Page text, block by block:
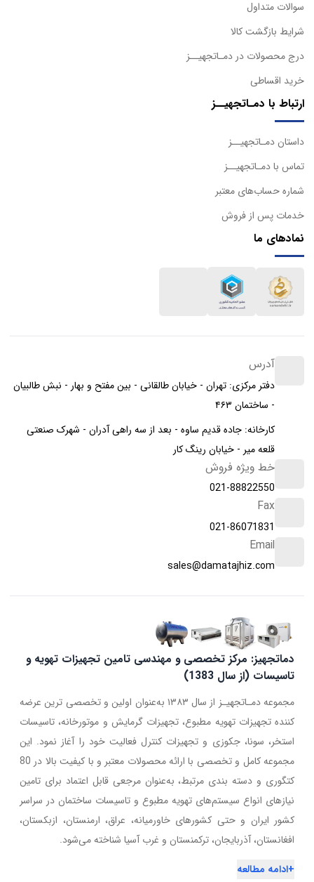
سوالات متداول
شرایط بازگشت کالا
درج محصولات در دمـاتجهیــز
خرید اقساطی
ارتباط با دمـاتجهیــز
داستان دمـاتجهیــز
تماس با دمـاتجهیــز
شماره حساب‌های معتبر
خدمات پس از فروش
نمادهای ما
آدرس
دفتر مرکزی: تهران - خیابان طالقانی - بین مفتح و بهار - نبش طالبیان
- ساختمان ۴۶۳
کارخانه: جاده قدیم ساوه - بعد از سه راهی آدران - شهرک صنعتی
قلعه میر - خیابان رینگ کار
خط ویژه فروش
021-88822550
Fax
021-86071831
Email
sales@damatajhiz.com
دماتجهیز: مرکز تخصصی و مهندسی تامین تجهیزات تهویه و
تاسیسات (از سال 1383)
مجموعه دمـاتجهیـز از سال ۱۳۸۳ به‌عنوان اولین و تخصصی ترین عرضه
کننده تجهیزات تهویه مطبوع، تجهیزات گرمایش و موتورخانه، تاسیسات
استخر، سونا، جکوزی و تجهیزات کنترل فعالیت خود را آغاز نمود. این
مجموعه کامل و تخصصی با ارائه محصولات معتبر و با کیفیت بالا در 80
کتگوری و دسته بندی مرتبط، به‌عنوان مرجعی قابل اعتماد برای تامین
نیازهای انواع سیستم‌های تهویه مطبوع و تاسیسات ساختمان در سراسر
کشور ایران و حتی کشورهای خاورمیانه، عراق، ارمنستان، ازبکستان،
افغانستان، آذربایجان، ترکمنستان و غرب آسیا شناخته می‌شود.
+ادامه مطالعه